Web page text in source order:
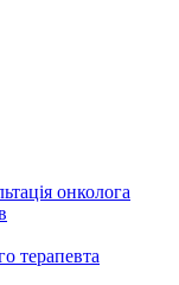
онколога
терапевта